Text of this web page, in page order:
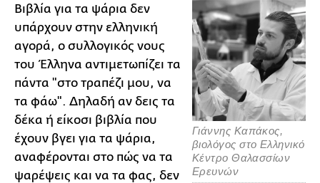
Γιάννης Καπάκος,
βιολόγος στο Ελληνικό
Κέντρο Θαλασσίων
Ερευνών
Βιβλία για τα ψάρια δεν
υπάρχουν στην ελληνική
αγορά, ο συλλογικός νους
του Έλληνα αντιμετωπίζει τα
πάντα "στο τραπέζι μου, να
τα φάω". Δηλαδή αν δεις τα
δέκα ή είκοσι βιβλία που
έχουν βγει για τα ψάρια,
αναφέρονται στο πώς να τα
ψαρέψεις και να τα φας, δεν